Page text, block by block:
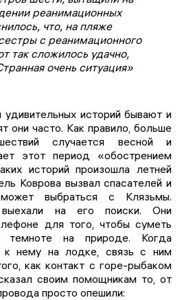
реанимационных
что, на пляже
с реанимационного
так сложилось удачно,
очень ситуация»
историй бывают и
они часто. Как правило, больше
случается весной и
этот период «обострением
историй произошла летней
Коврова вызвал спасателей и
выбраться с Клязьмы.
выехали на его поиски. Они
для того, чтобы суметь
темноте на природе. Когда
к нему на лодке, связь с ним
как контакт с горе-рыбаком
своим помощникам то, от
просто опешили: